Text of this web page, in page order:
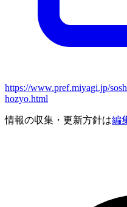
https://www.pref.miyagi.jp/
hozyo.html
情報の収集・更新方針は編